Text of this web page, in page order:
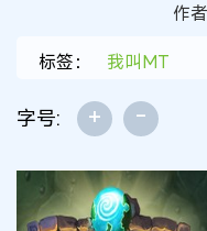
作
标签：
我叫MT
字号: + -